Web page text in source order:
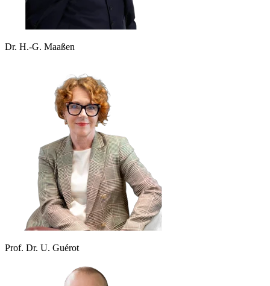
Dr. H.-G. Maaßen
Prof. Dr. U. Guérot